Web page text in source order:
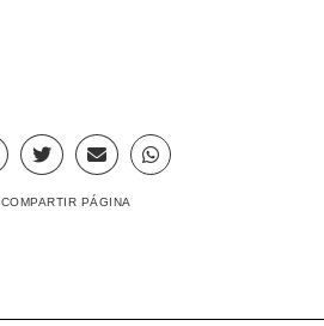
COMPARTIR PÁGINA